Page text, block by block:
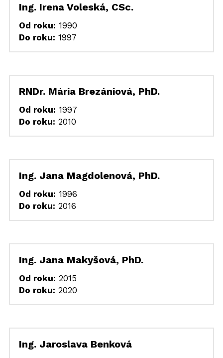
Ing. Irena Voleská, CSc.
Od roku: 1990
Do roku: 1997
RNDr. Mária Brezániová, PhD.
Od roku: 1997
Do roku: 2010
Ing. Jana Magdolenová, PhD.
Od roku: 1996
Do roku: 2016
Ing. Jana Makyšová, PhD.
Od roku: 2015
Do roku: 2020
Ing. Jaroslava Benková